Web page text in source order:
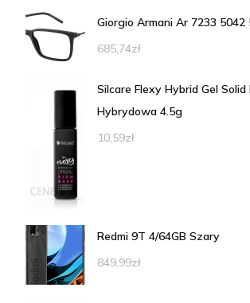
Giorgio Armani Ar 7233 5042
685,74zł
Silcare Flexy Hybrid Gel Solid
Hybrydowa 4.5g
10,59zł
Redmi 9T 4/64GB Szary
849,99zł